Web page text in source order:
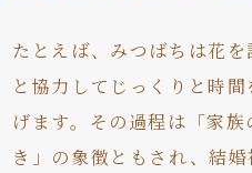
たとえば、みつばちは花
と協力してじっくりと時
げます。その過程は「家
き」の象徴ともされ、結